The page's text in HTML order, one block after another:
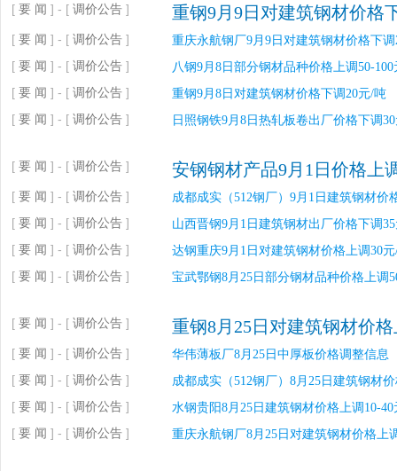
[ 要 闻 ] - [ 调价公告 ] 重钢9月9日对建筑钢材价格
[ 要 闻 ] - [ 调价公告 ] 重庆永航钢厂9月9日对建筑钢材价格下
[ 要 闻 ] - [ 调价公告 ] 八钢9月8日部分钢材品种价格上调50-100
[ 要 闻 ] - [ 调价公告 ] 重钢9月8日对建筑钢材价格下调20元/吨
[ 要 闻 ] - [ 调价公告 ] 日照钢铁9月8日热轧板卷出厂价格下调
[ 要 闻 ] - [ 调价公告 ] 安钢钢材产品9月1日价格上
[ 要 闻 ] - [ 调价公告 ] 成都成实（512钢厂）9月1日建筑钢材价
[ 要 闻 ] - [ 调价公告 ] 山西晋钢9月1日建筑钢材出厂价格下调
[ 要 闻 ] - [ 调价公告 ] 达钢重庆9月1日对建筑钢材价格上调30
[ 要 闻 ] - [ 调价公告 ] 宝武鄂钢8月25日部分钢材品种价格上调
[ 要 闻 ] - [ 调价公告 ] 重钢8月25日对建筑钢材价
[ 要 闻 ] - [ 调价公告 ] 华伟薄板厂8月25日中厚板价格调整信息
[ 要 闻 ] - [ 调价公告 ] 成都成实（512钢厂）8月25日建筑钢材
[ 要 闻 ] - [ 调价公告 ] 水钢贵阳8月25日建筑钢材价格上调10-40
[ 要 闻 ] - [ 调价公告 ] 重庆永航钢厂8月25日对建筑钢材价格上